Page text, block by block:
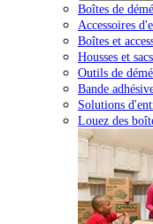
Boîtes de
Accessoires
Boîtes et
Housses et sacs
Outils de
Bande
Solutions
Louez des